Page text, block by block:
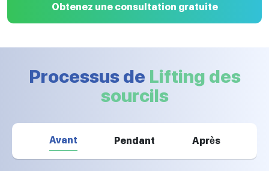
Obtenez une consultation gratuite
Processus de Lifting des
sourcils
Avant Pendant Après